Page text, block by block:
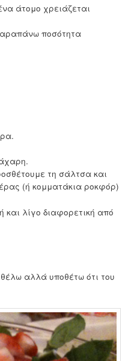
άτομο χρειάζεται
ποσότητα
τη σάλτσα και
(ή κομματάκια ροκφόρ)
και λίγο διαφορετική από
αλλά υποθέτω ότι του